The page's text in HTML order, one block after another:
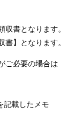
書となります。
】となります。
ご必要の場合は
記載したメモ